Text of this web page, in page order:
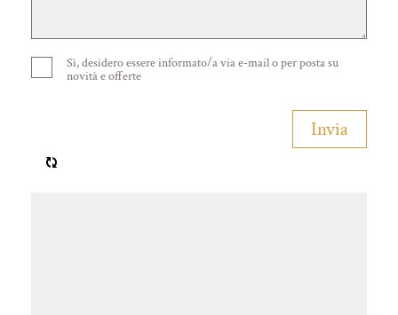
Sì, desidero essere informato/a via e-mail o per posta su
novità e offerte